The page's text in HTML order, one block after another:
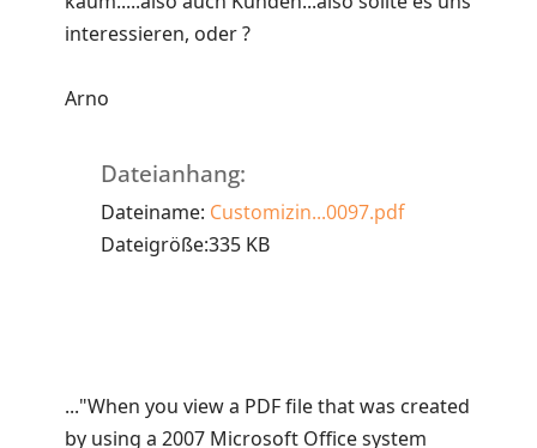
interessieren, oder ?
Arno
Dateianhang:
Dateiname: Customizin...0097.pdf
Dateigröße:335 KB
..."When you view a PDF file that was created
by using a 2007 Microsoft Office system